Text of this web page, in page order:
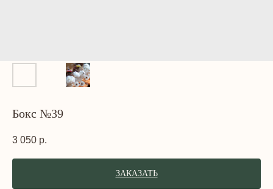
Бокс №39
3 050 р.
ЗАКАЗАТЬ